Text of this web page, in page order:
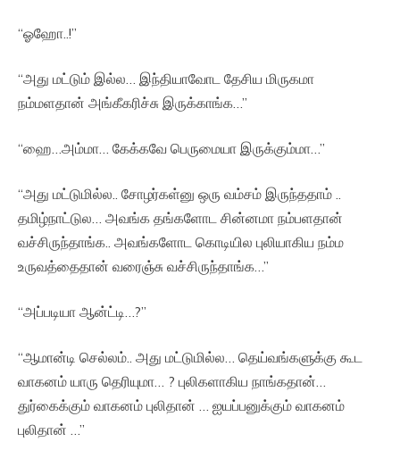
“ஓஹோ..!”
“அது மட்டும் இல்ல… இந்தியாவோட தேசிய மிருகமா
நம்மளதான் அங்கீகரிச்சு இருக்காங்க…”
“ஹை…அம்மா… கேக்கவே பெருமையா இருக்கும்மா…”
“அது மட்டுமில்ல.. சோழர்கள்னு ஒரு வம்சம் இருந்ததாம் ..
தமிழ்நாட்டுல… அவங்க தங்களோட சின்னமா நம்பளதான்
வச்சிருந்தாங்க.. அவங்களோட கொடியில புலியாகிய நம்ம
உருவத்தைதான் வரைஞ்சு வச்சிருந்தாங்க…”
“அப்படியா ஆன்ட்டி…?”
“ஆமான்டி செல்லம்.. அது மட்டுமில்ல… தெய்வங்களுக்கு கூட
வாகனம் யாரு தெரியுமா… ? புலிகளாகிய நாங்கதான்…
துர்கைக்கும் வாகனம் புலிதான் … ஐயப்பனுக்கும் வாகனம்
புலிதான் …”